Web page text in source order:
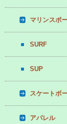
マリンスポ
SURF
SUP
スケートボ
アパレル